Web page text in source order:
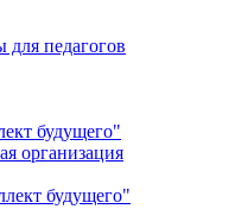
педагогов
будущего"
организация
будущего"